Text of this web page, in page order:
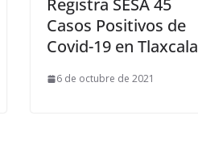
Registra SESA 45
Casos Positivos de
Covid-19 en Tlaxcala
6 de octubre de 2021